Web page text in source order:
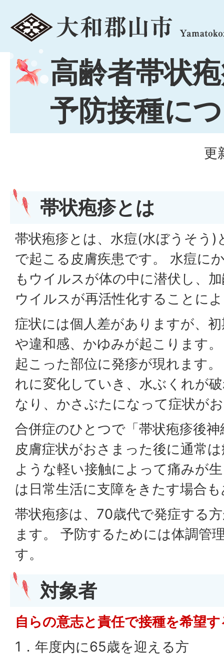
menu
高齢者帯状
予防接種に
更
帯状疱疹とは
帯状疱疹とは、水痘(水ぼうそう)
で起こる皮膚疾患です。 水痘に
もウイルスが体の中に潜伏し、
ウイルスが再活性化することに
症状には個人差がありますが、
や違和感、かゆみが起こります
起こった部位に発疹が現れます
れに変化していき、水ぶくれが
なり、かさぶたになって症状が
合併症のひとつで「帯状疱疹後
皮膚症状がおさまった後に通常
ような軽い接触によって痛みが
は日常生活に支障をきたす場合
帯状疱疹は、70歳代で発症する
ます。 予防するためには体調管
す。
対象者
自らの意志と責任で接種を希望
1．年度内に65歳を迎える方